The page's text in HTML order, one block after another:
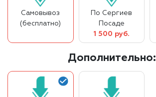
Самовывоз
(бесплатно)
По Сергиев
Посаде
1 500 руб.
Дополнительно: